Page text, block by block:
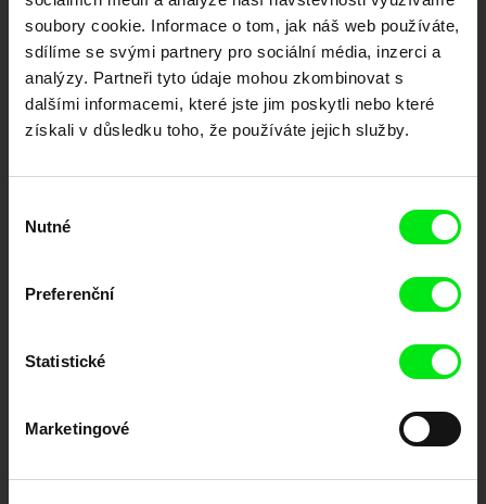
soubory cookie. Informace o tom, jak náš web používáte,
sdílíme se svými partnery pro sociální média, inzerci a
analýzy. Partneři tyto údaje mohou zkombinovat s
dalšími informacemi, které jste jim poskytli nebo které
získali v důsledku toho, že používáte jejich služby.
souhlasu
Nutné
Preferenční
Statistické
Marketingové
každý týden
Portál DAFilms.cz je výsledkem tvůrčí spolupráce 7 klíčových evropských
posouvat hranice dokumentárního filmu, propagovat jeho rozmanitost a
podporovat kvalitní autorské filmy.
CPH:DOX DOK Leipzig